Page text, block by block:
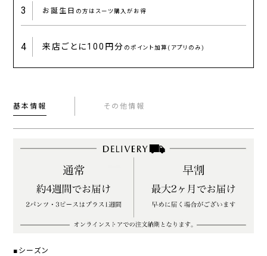
3 お誕生日 の方はスーツ購入がお得
4 来店ごとに100円分 のポイント加算(アプリのみ)
基本情報 その他情報
■シーズン